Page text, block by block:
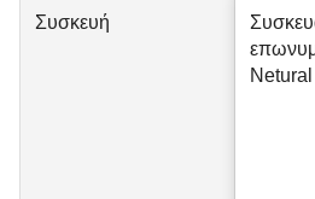
Συσκευή
Netural